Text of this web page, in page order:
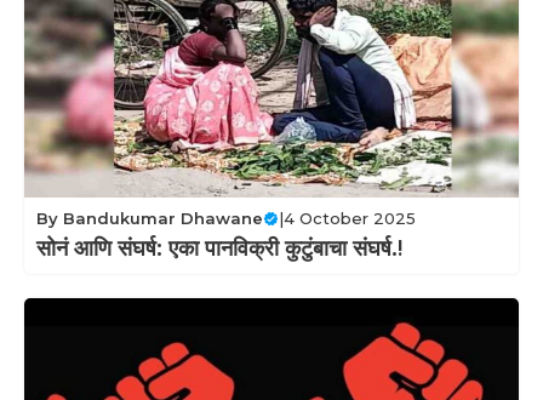
By Bandukumar Dhawane |4 October 2025
सोनं आणि संघर्ष: एका पानविक्री कुटुंबाचा संघर्ष.!